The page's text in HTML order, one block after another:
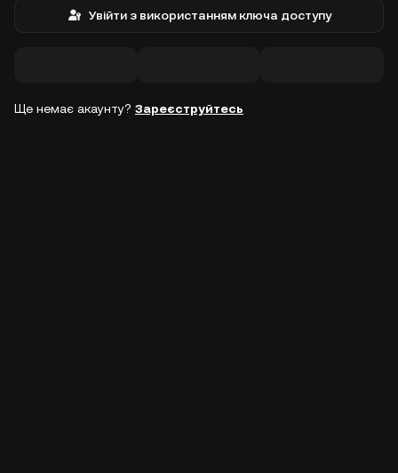
Увійти з використанням ключа доступу
Ще немає акаунту? Зареєструйтесь